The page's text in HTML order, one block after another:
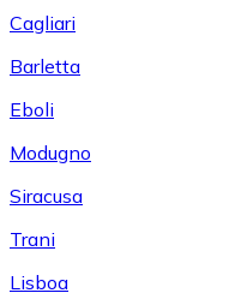
Cagliari
Barletta
Eboli
Modugno
Siracusa
Trani
Lisboa